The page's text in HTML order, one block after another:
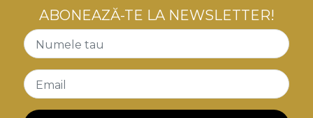
ABONEAZĂ-TE LA NEWSLETTER!
Numele tau
Email